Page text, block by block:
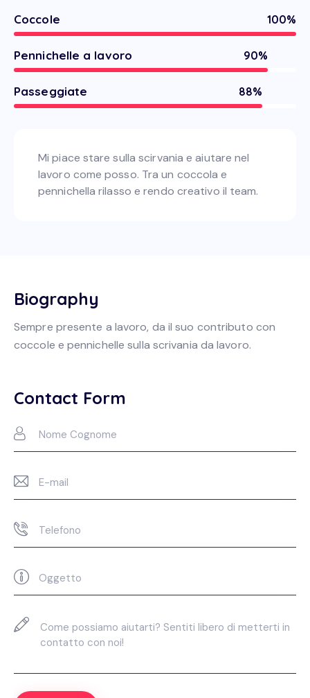
Coccole 100%
Pennichelle a lavoro 90%
Passeggiate 88%
Mi piace stare sulla scirvania e aiutare nel
lavoro come posso. Tra un coccola e
pennichella rilasso e rendo creativo il team.
Biography
Sempre presente a lavoro, da il suo contributo con
coccole e pennichelle sulla scrivania da lavoro.
Contact Form